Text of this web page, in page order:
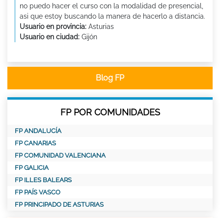
no puedo hacer el curso con la modalidad de presencial,
asi que estoy buscando la manera de hacerlo a distancia.
Usuario en provincia: Asturias
Usuario en ciudad: Gijón
Blog FP
FP POR COMUNIDADES
FP ANDALUCÍA
FP CANARIAS
FP COMUNIDAD VALENCIANA
FP GALICIA
FP ILLES BALEARS
FP PAÍS VASCO
FP PRINCIPADO DE ASTURIAS